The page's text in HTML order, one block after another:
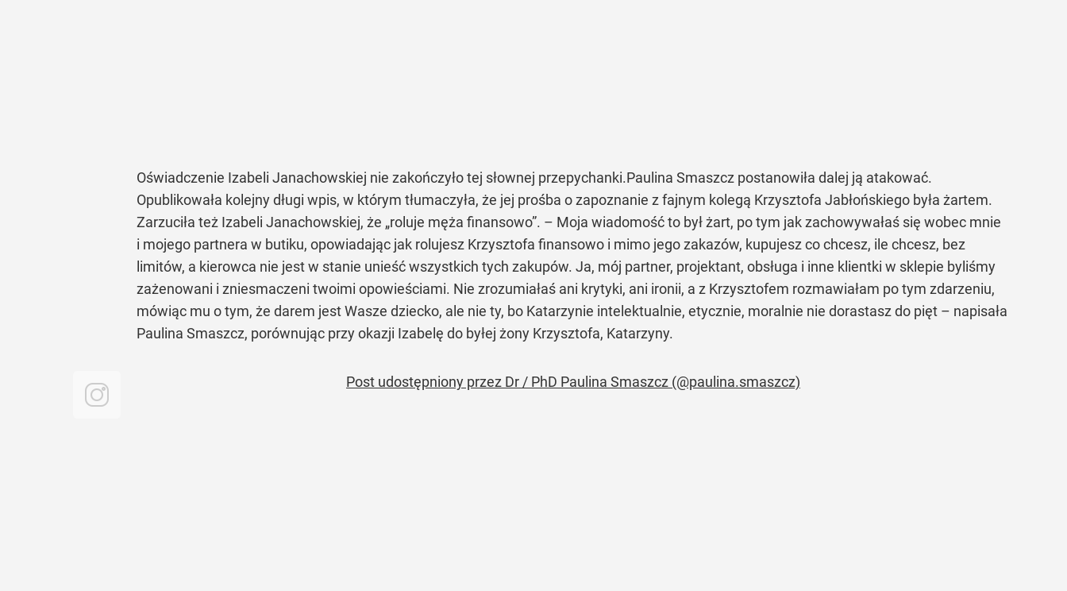
Oświadczenie Izabeli Janachowskiej nie zakończyło tej słownej przepychanki.Paulina Smaszcz postanowiła dalej ją atakować.
Opublikowała kolejny długi wpis, w którym tłumaczyła, że jej prośba o zapoznanie z fajnym kolegą Krzysztofa Jabłońskiego była żartem.
Zarzuciła też Izabeli Janachowskiej, że „roluje męża finansowo”. – Moja wiadomość to był żart, po tym jak zachowywałaś się wobec mnie
i mojego partnera w butiku, opowiadając jak rolujesz Krzysztofa finansowo i mimo jego zakazów, kupujesz co chcesz, ile chcesz, bez
limitów, a kierowca nie jest w stanie unieść wszystkich tych zakupów. Ja, mój partner, projektant, obsługa i inne klientki w sklepie byliśmy
zażenowani i zniesmaczeni twoimi opowieściami. Nie zrozumiałaś ani krytyki, ani ironii, a z Krzysztofem rozmawiałam po tym zdarzeniu,
mówiąc mu o tym, że darem jest Wasze dziecko, ale nie ty, bo Katarzynie intelektualnie, etycznie, moralnie nie dorastasz do pięt – napisała
Paulina Smaszcz, porównując przy okazji Izabelę do byłej żony Krzysztofa, Katarzyny.
Post udostępniony przez Dr / PhD Paulina Smaszcz (@paulina.smaszcz)